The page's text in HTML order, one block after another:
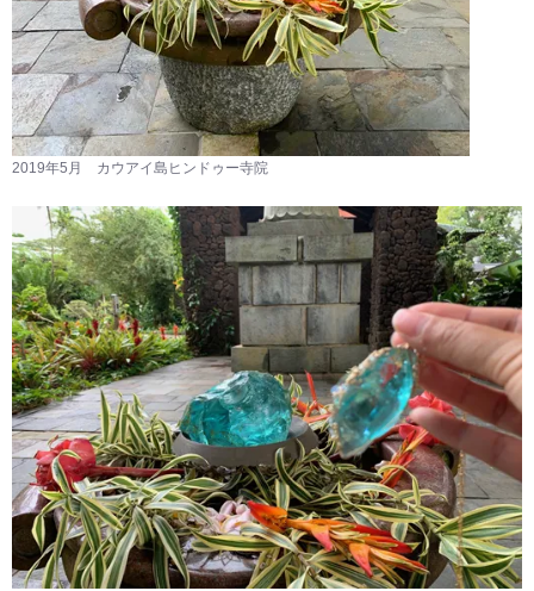
2019年5月 カウアイ島ヒンドゥー寺院